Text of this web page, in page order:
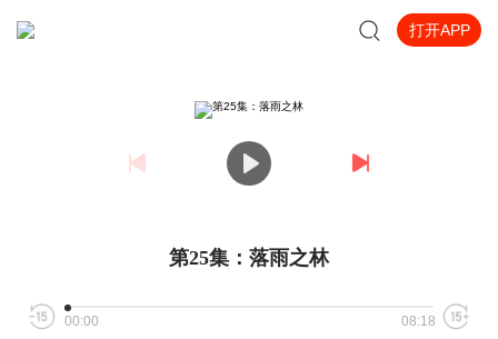
打开APP
第25集：落雨之林
00:00 08:18